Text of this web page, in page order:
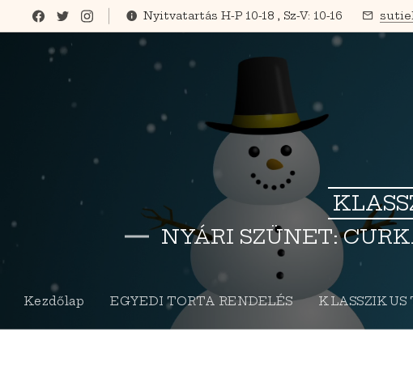
Nyitvatartás H-P 10-18 , Sz-V: 10-16
NYÁRI SZÜNET:
Kezdőlap EGYEDI TORTA RENDELÉS KLASSZIKUS